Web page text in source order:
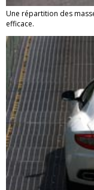
Une répartition des
efficace.